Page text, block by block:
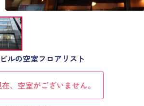
ルの空室フロアリスト
、空室がございません。